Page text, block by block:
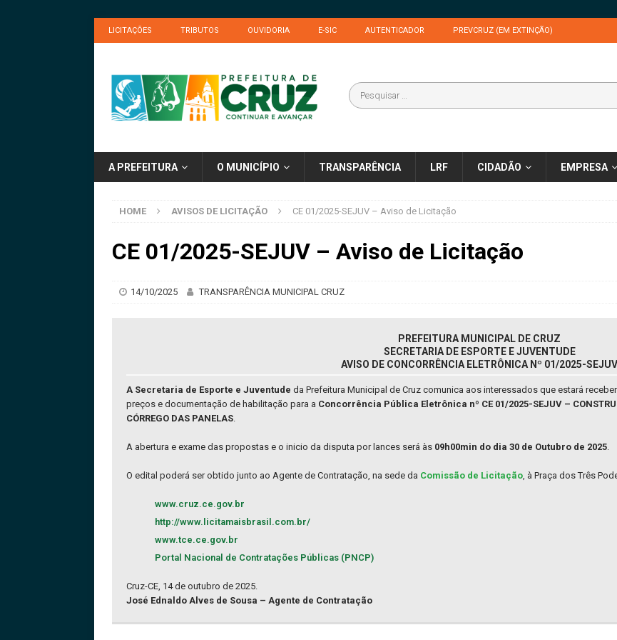
LICITAÇÕES TRIBUTOS OUVIDORIA E-SIC AUTENTICADOR PREVCRUZ (EM EXTINÇÃO)
A PREFEITURA O MUNICÍPIO TRANSPARÊNCIA LRF CIDADÃO EMPRESA
HOME AVISOS DE LICITAÇÃO CE 01/2025-SEJUV – Aviso de Licitação
CE 01/2025-SEJUV – Aviso de Licitação
14/10/2025 TRANSPARÊNCIA MUNICIPAL CRUZ
PREFEITURA MUNICIPAL DE CRUZ
SECRETARIA DE ESPORTE E JUVENTUDE
AVISO DE CONCORRÊNCIA ELETRÔNICA Nº 01/2025-SEJUV
A Secretaria de Esporte e Juventude da Prefeitura Municipal de Cruz comunica aos interessados que estará
preços e documentação de habilitação para a Concorrência Pública Eletrônica nº CE 01/2025-SEJUV –
CÓRREGO DAS PANELAS.
A abertura e exame das propostas e o inicio da disputa por lances será às 09h00min do dia 30 de Outubro de 2025.
O edital poderá ser obtido junto ao Agente de Contratação, na sede da Comissão de Licitação, à Praça dos Três
www.cruz.ce.gov.br
http://www.licitamaisbrasil.com.br/
www.tce.ce.gov.br
Portal Nacional de Contratações Públicas (PNCP)
Cruz-CE, 14 de outubro de 2025.
José Ednaldo Alves de Sousa – Agente de Contratação